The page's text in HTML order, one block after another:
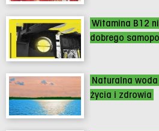
Witamina B12
dobrego
Naturalna
życia i zdrowia